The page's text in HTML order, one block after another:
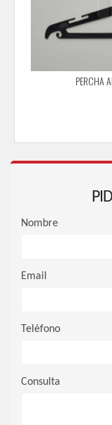
PERCHA
Nombre
Email
Teléfono
Consulta